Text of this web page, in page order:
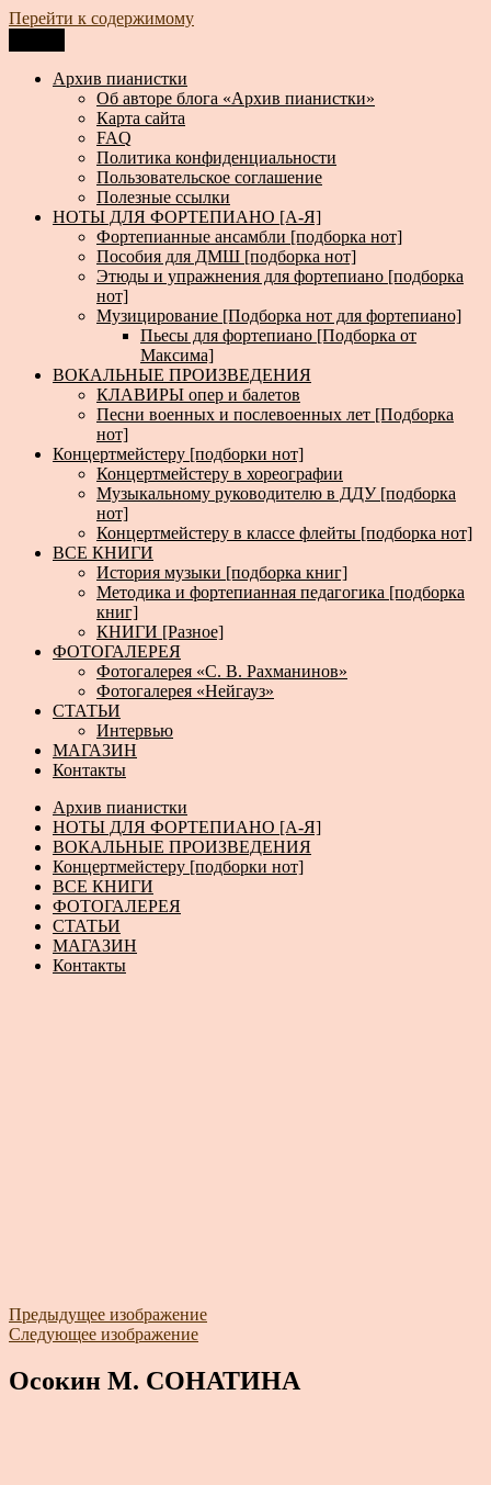
Перейти к содержимому
Архив пианистки
Всё для пианистов: ноты, книги, музыка, статьи…
Архив пианистки
Об авторе блога «Архив пианистки»
Карта сайта
FAQ
Политика конфиденциальности
Пользовательское соглашение
Полезные ссылки
НОТЫ ДЛЯ ФОРТЕПИАНО [А-Я]
Фортепианные ансамбли [подборка нот]
Пособия для ДМШ [подборка нот]
Этюды и упражнения для фортепиано [подборка
нот]
Музицирование [Подборка нот для фортепиано]
Пьесы для фортепиано [Подборка от
Максима]
ВОКАЛЬНЫЕ ПРОИЗВЕДЕНИЯ
КЛАВИРЫ опер и балетов
Песни военных и послевоенных лет [Подборка
нот]
Концертмейстеру [подборки нот]
Концертмейстеру в хореографии
Музыкальному руководителю в ДДУ [подборка
нот]
Концертмейстеру в классе флейты [подборка нот]
ВСЕ КНИГИ
История музыки [подборка книг]
Методика и фортепианная педагогика [подборка
книг]
КНИГИ [Разное]
ФОТОГАЛЕРЕЯ
Фотогалерея «С. В. Рахманинов»
Фотогалерея «Нейгауз»
СТАТЬИ
Интервью
МАГАЗИН
Контакты
Архив пианистки
НОТЫ ДЛЯ ФОРТЕПИАНО [А-Я]
ВОКАЛЬНЫЕ ПРОИЗВЕДЕНИЯ
Концертмейстеру [подборки нот]
ВСЕ КНИГИ
ФОТОГАЛЕРЕЯ
СТАТЬИ
МАГАЗИН
Контакты
Предыдущее изображение
Следующее изображение
Осокин М. СОНАТИНА